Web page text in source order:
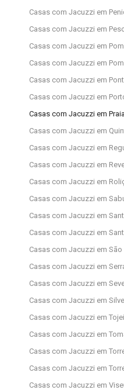
Casas com Jacuzzi em
Casas com Jacuzzi em
Casas com Jacuzzi em
Casas com Jacuzzi em
Casas com Jacuzzi em
Casas com Jacuzzi em
Casas com Jacuzzi em
Casas com Jacuzzi em
Casas com Jacuzzi em
Casas com Jacuzzi em
Casas com Jacuzzi em
Casas com Jacuzzi em
Casas com Jacuzzi em
Casas com Jacuzzi em
Casas com Jacuzzi em
Casas com Jacuzzi em
Casas com Jacuzzi em
Casas com Jacuzzi em
Casas com Jacuzzi em
Casas com Jacuzzi em
Casas com Jacuzzi em
Casas com Jacuzzi em
Casas com Jacuzzi em